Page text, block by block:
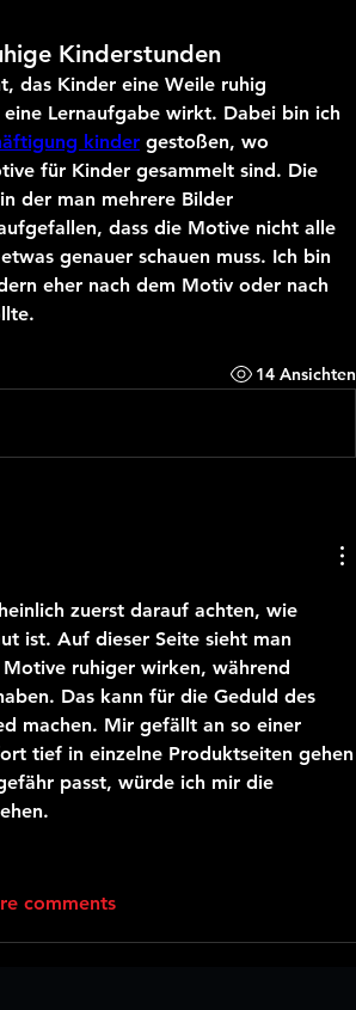
Kinderstunden
das Kinder eine Weile ruhig
Lernaufgabe wirkt. Dabei bin ich
kinder gestoßen, wo
für Kinder gesammelt sind. Die
der man mehrere Bilder
dass die Motive nicht alle
genauer schauen muss. Ich bin
eher nach dem Motiv oder nach
14 Ansichten
zuerst darauf achten, wie
ist. Auf dieser Seite sieht man
ruhiger wirken, während
Das kann für die Geduld des
machen. Mir gefällt an so einer
tief in einzelne Produktseiten gehen
passt, würde ich mir die
comments